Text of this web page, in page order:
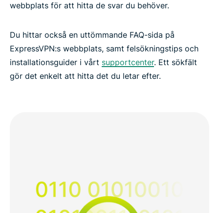
webbplats för att hitta de svar du behöver.
Du hittar också en uttömmande FAQ-sida på
ExpressVPN:s webbplats, samt felsökningstips och
installationsguider i vårt supportcenter. Ett sökfält
gör det enkelt att hitta det du letar efter.